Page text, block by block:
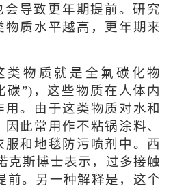
会导致更年期提前。研究
质水平越高，更年期来
类物质就是全氟碳化物
碳”)，这些物质在人体内
。由于这类物质对水和
此常用作不粘锅涂料、
服和地毯防污喷剂中。西
克斯博士表示，过多接触
前。另一种解释是，这个